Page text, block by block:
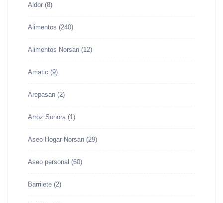
Aldor (8)
Alimentos (240)
Alimentos Norsan (12)
Amatic (9)
Arepasan (2)
Arroz Sonora (1)
Aseo Hogar Norsan (29)
Aseo personal (60)
Barrilete (2)